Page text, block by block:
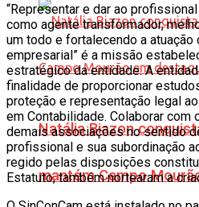
Natália Biazon
mantém Campo
“Representar e dar ao
como agente transformador,
um todo e fortalecendo a atuação
empresarial” é a missão
estratégico da entidade. A
finalidade de proporcionar
proteção e representação legal
em Contabilidade. Colaborar
demais associações no sentido
profissional e sua subordinação
regido pelas disposições
Estatuto, também nortearam a